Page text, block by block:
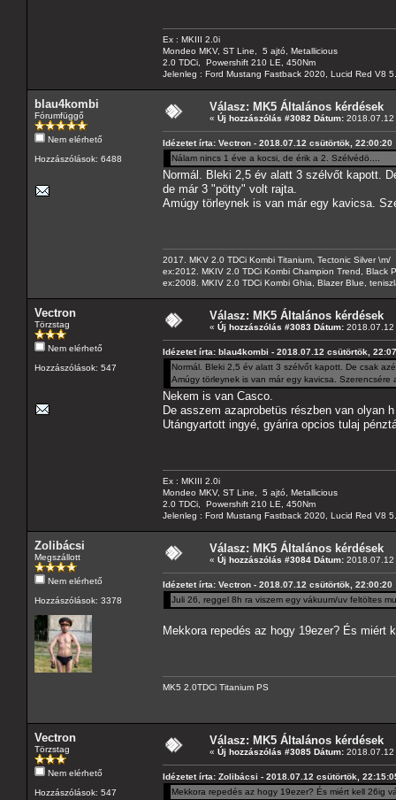
Ex : MKIII 2.0i
Mondeo MKV, ST Line, 5 ajtó, Metallicious
2.0 TDCi, Powershift 210 LE, 450Nm
Jelenleg : Ford Mustang Fastback 2020, Lucid Red V8
blau4kombi
Fórumfüggő
Nem elérhető
Hozzászólások: 6488
Válasz: MK5 Általános kérdések
« Új hozzászólás #3082 Dátum: 2018.07.12
Idézetet írta: Vectron - 2018.07.12 csütörtök, 22:00:20
Nálam nincs 1 éve a kocsi, de érik a 2. Szélvédö....
Normál. Bleki 2,5 év alatt 3 szélvőt kapott.
de már 3 "pötty" volt rajta.
Amúgy törleynek is van már egy kavicsa.
2017. MKV 2.0 TDCi Kombi Titanium, Tectonic Silver \m/
ex:2012. MKIV 2.0 TDCi Kombi Champion Trend, Black
ex:2008. MKIV 2.0 TDCi Kombi Ghia, Blazer Blue,
Vectron
Törzstag
Nem elérhető
Hozzászólások: 547
Válasz: MK5 Általános kérdések
« Új hozzászólás #3083 Dátum: 2018.07.12
Idézetet írta: blau4kombi - 2018.07.12 csütörtök,
Normál. Bleki 2,5 év alatt 3 szélvőt kapott. De csak
Amúgy törleynek is van már egy kavicsa.
Nekem is van Casco.
De asszem azaprobetüs részben van olyan
Utángyartott ingyé, gyárira opcios tulaj
Ex : MKIII 2.0i
Mondeo MKV, ST Line, 5 ajtó, Metallicious
2.0 TDCi, Powershift 210 LE, 450Nm
Jelenleg : Ford Mustang Fastback 2020, Lucid Red V8
Zolibácsi
Megszállott
Nem elérhető
Hozzászólások: 3378
Válasz: MK5 Általános kérdések
« Új hozzászólás #3084 Dátum: 2018.07.12
Idézetet írta: Vectron - 2018.07.12 csütörtök, 22:00:20
Juli 26, reggel 8h ra viszem egy vákuum/uv feltöltes
Mekkora repedés az hogy 19ezer? És miért
MK5 2.0TDCi Titanium PS
Vectron
Törzstag
Nem elérhető
Hozzászólások: 547
Válasz: MK5 Általános kérdések
« Új hozzászólás #3085 Dátum: 2018.07.12
Idézetet írta: Zolibácsi - 2018.07.12 csütörtök,
Mekkora repedés az hogy 19ezer? És miért kell 26ig